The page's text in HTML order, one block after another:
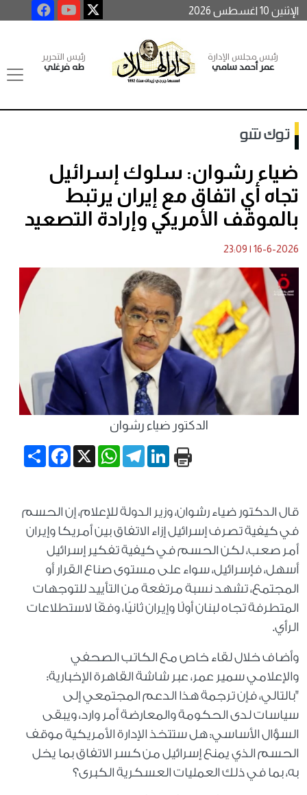
الإثنين 10 اغسطس 2026
رئيس مجلس الإدارة
عمر أحمد سامي
رئيس التحرير
طه فرغلي
توك شو
ضياء رشوان: سلوك إسرائيل
تجاه أي اتفاق مع إيران يرتبط
بالموقف الأمريكي وإرادة التصعيد
16-6-2026
|
23:09
الدكتور ضياء رشوان
Share
Facebook X
WhatsApp
TelegramLinkedIn
قال الدكتور ضياء رشوان، وزير الدولة للإعلام، إن الحسم
في كيفية تصرف إسرائيل إزاء الاتفاق بين أمريكا وإيران
أمر صعب، لكن الحسم في كيفية تفكير إسرائيل
أسهل، فإسرائيل، سواء على مستوى صناع القرار أو
المجتمع، تشهد نسبة مرتفعة من التأييد للتوجهات
المتطرفة تجاه لبنان أولًا وإيران ثانيًا، وفقًا لاستطلاعات
الرأي.
وأضاف خلال لقاء خاص مع الكاتب الصحفي
والإعلامي سمير عمر، عبر شاشة القاهرة الإخبارية:
"بالتالي، فإن ترجمة هذا الدعم المجتمعي إلى
سياسات لدى الحكومة والمعارضة أمر وارد، ويبقى
السؤال الأساسي: هل ستتخذ الإدارة الأمريكية موقف
الحسم الذي يمنع إسرائيل من كسر الاتفاق بما يخل
به، بما في ذلك العمليات العسكرية الكبرى؟